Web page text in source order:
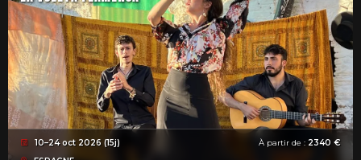
10–24 oct 2026 (15j)
À partir de : 2340 €